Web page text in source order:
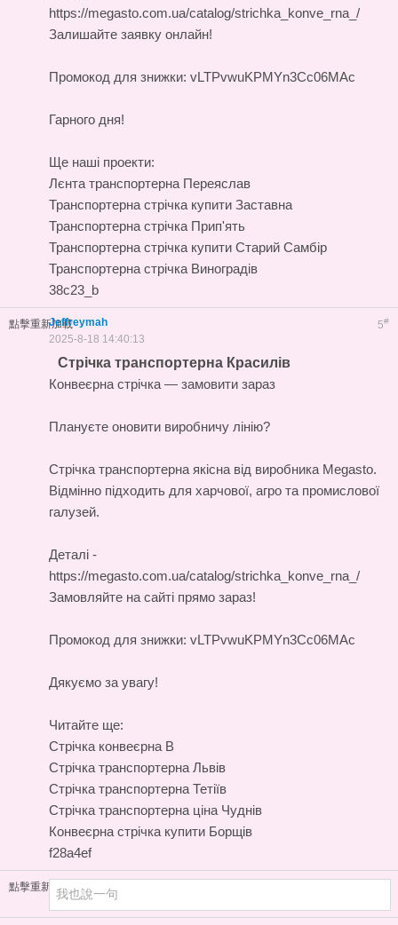
https://megasto.com.ua/catalog/strichka_konve_rna_/
Залишайте заявку онлайн!
Промокод для знижки: vLTPvwuKPMYn3Cc06MAc
Гарного дня!
Ще наші проекти:
Лєнта транспортерна Переяслав
Транспортерна стрічка купити Заставна
Транспортерна стрічка Прип'ять
Транспортерна стрічка купити Старий Самбір
Транспортерна стрічка Виноградів
38c23_b
點擊重新加載 5#
Jeffreymah
2025-8-18 14:40:13
Стрічка транспортерна Красилів
Конвеєрна стрічка — замовити зараз
Плануєте оновити виробничу лінію?
Стрічка транспортерна якісна від виробника Megasto.
Відмінно підходить для харчової, агро та промислової
галузей.
Деталі -
https://megasto.com.ua/catalog/strichka_konve_rna_/
Замовляйте на сайті прямо зараз!
Промокод для знижки: vLTPvwuKPMYn3Cc06MAc
Дякуємо за увагу!
Читайте ще:
Стрічка конвеєрна В
Стрічка транспортерна Львів
Стрічка транспортерна Тетіїв
Стрічка транспортерна ціна Чуднів
Конвеєрна стрічка купити Борщів
f28a4ef
點擊重新加載